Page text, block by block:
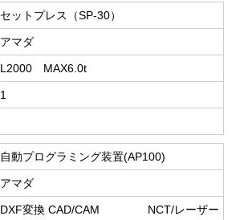
セットプレス（SP-30）
アマダ
L2000 MAX6.0t
1
自動プログラミング装置(AP100)
アマダ
DXF変換 CAD/CAM NCT/レーザー